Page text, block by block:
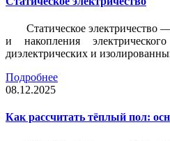
Статическое электричество
и накопления
диэлектрических и
Подробнее
08.12.2025
Как рассчитать тёплый пол: